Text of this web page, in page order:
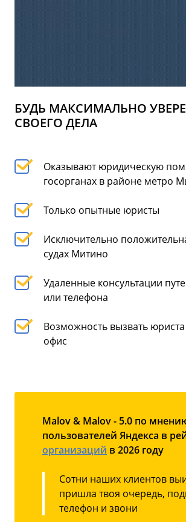
БУДЬ МАКСИМАЛЬНО
СВОЕГО ДЕЛА
Оказывают юридическую
госорганах в районе метро
Только опытные юристы
Исключительно
судах Митино
Удаленные консультации
или телефона
Возможность вызвать
офис
Malov & Malov - 5.0 по
пользователей Яндекса в
организаций в 2026 году
Сотни наших клиентов
пришла твоя очередь,
телефон и звони